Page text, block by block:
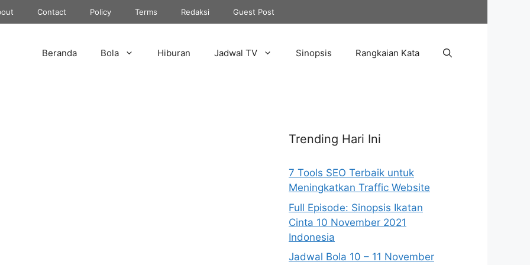
Contact Policy Terms Redaksi Guest Post
Beranda Bola Hiburan Jadwal TV Sinopsis Rangkaian Kata
Trending Hari Ini
7 Tools SEO Terbaik untuk
Meningkatkan Traffic Website
Full Episode: Sinopsis Ikatan
Cinta 10 November 2021
Indonesia
Jadwal Bola 10 – 11 November